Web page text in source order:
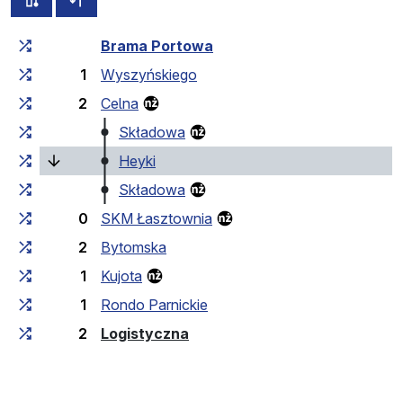
Загальний час у дорозі Час у дорозі між
Brama Portowa
1
Wyszyńskiego
2
Celna
Składowa
Heyki
Składowa
0
SKM Łasztownia
2
Bytomska
1
Kujota
1
Rondo Parnickie
2
Logistyczna